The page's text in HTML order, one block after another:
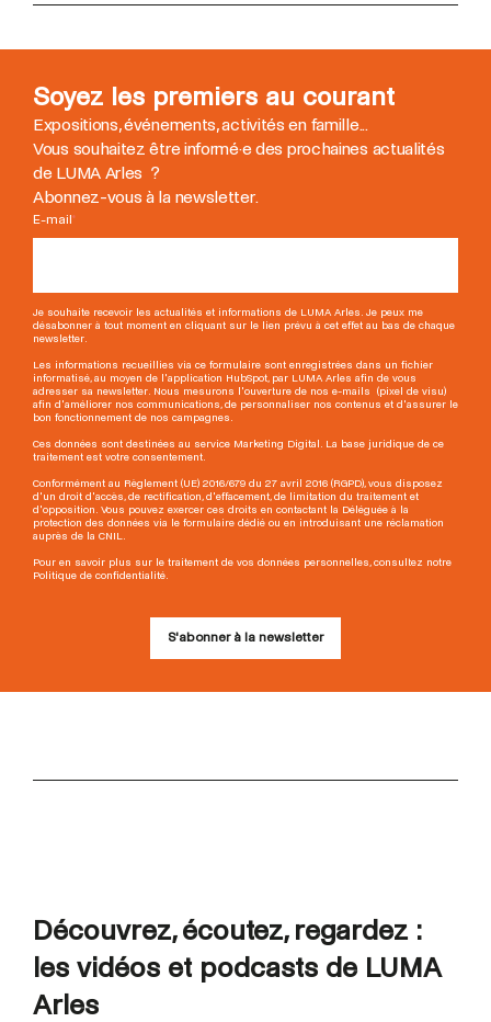
Soyez les premiers au courant
Expositions, événements, activités en famille...
Vous souhaitez être informé·e des prochaines actualités
de LUMA Arles ?
Abonnez-vous à la newsletter.
E-mail *
Je souhaite recevoir les actualités et informations de LUMA Arles. Je peux me
désabonner à tout moment en cliquant sur le lien prévu à cet effet au bas de chaque
newsletter.
Les informations recueillies via ce formulaire sont enregistrées dans un fichier
informatisé, au moyen de l'application HubSpot, par LUMA Arles afin de vous
adresser sa newsletter. Nous mesurons l'ouverture de nos e-mails (pixel de visu)
afin d'améliorer nos communications, de personnaliser nos contenus et d'assurer le
bon fonctionnement de nos campagnes.
Ces données sont destinées au service Marketing Digital. La base juridique de ce
traitement est votre consentement.
Conformément au Règlement (UE) 2016/679 du 27 avril 2016 (RGPD), vous disposez
d'un droit d'accès, de rectification, d'effacement, de limitation du traitement et
d'opposition. Vous pouvez exercer ces droits en contactant la Déléguée à la
protection des données via le formulaire dédié ou en introduisant une réclamation
auprès de la CNIL.
Pour en savoir plus sur le traitement de vos données personnelles, consultez notre
Politique de confidentialité.
Découvrez, écoutez, regardez :
les vidéos et podcasts de LUMA
Arles